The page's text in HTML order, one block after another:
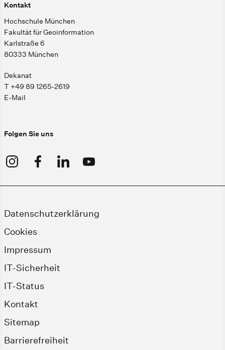
Kontakt
Hochschule München
Fakultät für Geoinformation
Karlstraße 6
80333 München
Dekanat
T +49 89 1265-2619
E-Mail
Folgen Sie uns
Datenschutzerklärung
Cookies
Impressum
IT-Sicherheit
IT-Status
Kontakt
Sitemap
Barrierefreiheit